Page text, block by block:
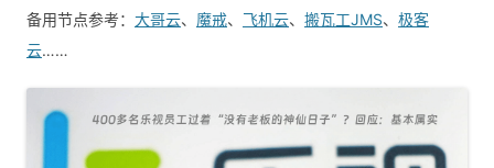
备用节点参考： 大哥云、 魔戒、 飞机云、 搬瓦工JMS、 极客
云……